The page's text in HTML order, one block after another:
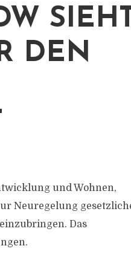
SIEHT
B
und Wohnen,
Neuregelung
Das